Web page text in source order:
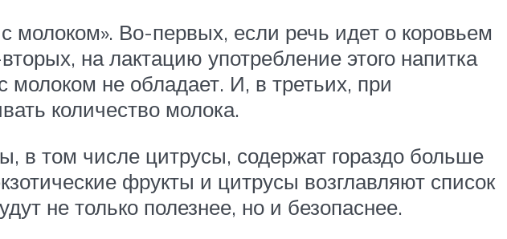
Во-первых, если речь идет о коровьем
на лактацию употребление этого напитка
молоком не обладает. И, в третьих, при
количество молока.
в том числе цитрусы, содержат гораздо больше
фрукты и цитрусы возглавляют список
не только полезнее, но и безопаснее.